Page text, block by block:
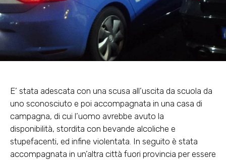
E’ stata adescata con una scusa all’uscita da scuola da
uno sconosciuto e poi accompagnata in una casa di
campagna, di cui l’uomo avrebbe avuto la
disponibilità, stordita con bevande alcoliche e
stupefacenti, ed infine violentata. In seguito è stata
accompagnata in un’altra città fuori provincia per essere